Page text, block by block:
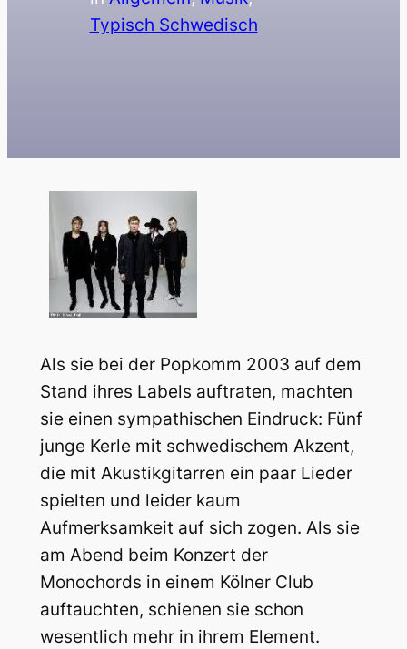
Typisch Schwedisch
Als sie bei der Popkomm 2003 auf dem
Stand ihres Labels auftraten, machten
sie einen sympathischen Eindruck: Fünf
junge Kerle mit schwedischem Akzent,
die mit Akustikgitarren ein paar Lieder
spielten und leider kaum
Aufmerksamkeit auf sich zogen. Als sie
am Abend beim Konzert der
Monochords in einem Kölner Club
auftauchten, schienen sie schon
wesentlich mehr in ihrem Element.